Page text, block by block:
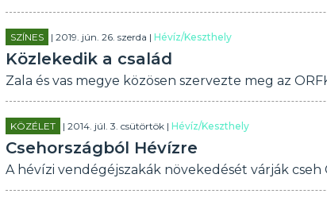
SZÍNES | 2019. jún. 26. szerda | Hévíz/Keszthely
Közlekedik a család
Zala és vas megye közösen szervezte meg az
KÖZÉLET | 2014. júl. 3. csütörtök | Hévíz/Keszthely
Csehországból Hévízre
A hévízi vendégéjszakák növekedését várják cseh